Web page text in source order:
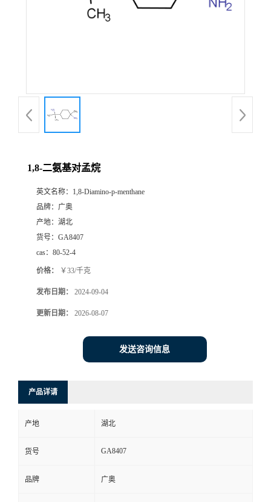
1,8-二氨基对孟烷
英文名称： 1,8-Diamino-p-menthane
品牌： 广奥
产地： 湖北
货号： GA8407
cas： 80-52-4
价格： ￥33/千克
发布日期： 2024-09-04
更新日期： 2026-08-07
发送咨询信息
产品详请
产地 湖北
货号 GA8407
品牌 广奥